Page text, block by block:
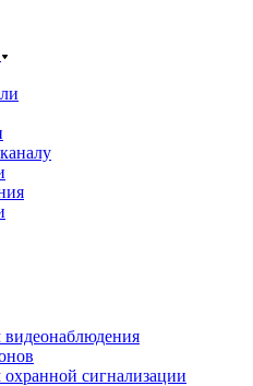
сигнализации